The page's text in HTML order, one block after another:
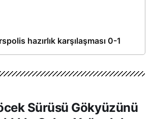
hazırlık karşılaşması 0-1
Sürüsü Gökyüzünü